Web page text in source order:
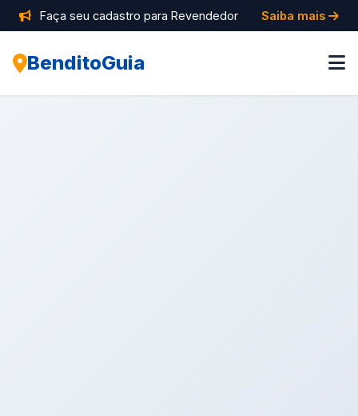
Faça seu cadastro para Revendedor Saiba mais
BenditoGuia